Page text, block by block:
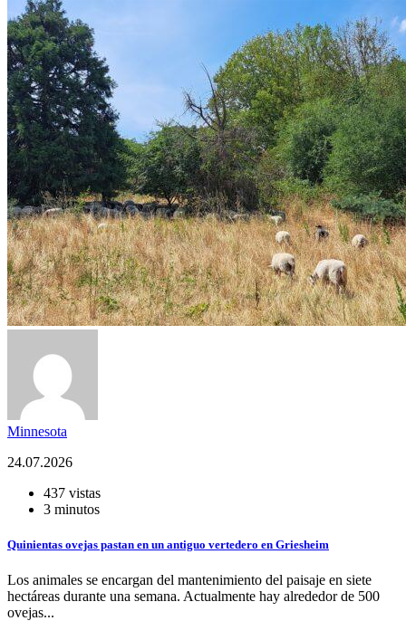
Minnesota
24.07.2026
437 vistas
3 minutos
Quinientas ovejas pastan en un antiguo vertedero en Griesheim
Los animales se encargan del mantenimiento del paisaje en siete
hectáreas durante una semana. Actualmente hay alrededor de 500
ovejas...